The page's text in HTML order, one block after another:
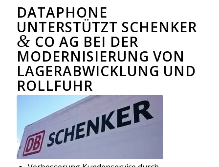
DATAPHONE
UNTERSTÜTZT SCHENKER
& CO AG BEI DER
MODERNISIERUNG VON
LAGERABWICKLUNG UND
ROLLFUHR